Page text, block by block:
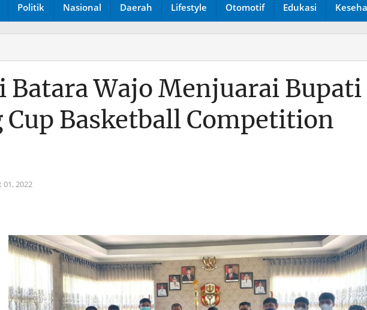
Politik Nasional Daerah Lifestyle Otomotif Edukasi
Batara Wajo Menjuarai Bupati
Cup Basketball Competition
01, 2022